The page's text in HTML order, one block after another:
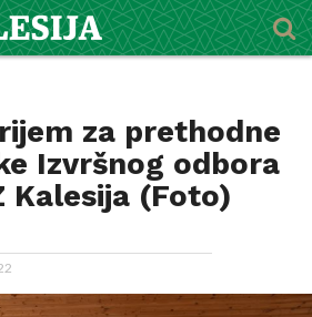
za prethodne
Izvršnog odbora
Kalesija (Foto)